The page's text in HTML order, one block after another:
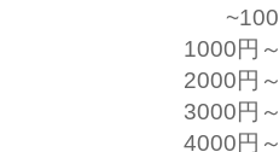
1000円
2000円
3000円
4000円